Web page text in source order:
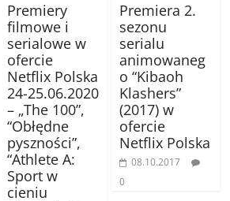
Premiery
filmowe i
serialowe w
ofercie
Netflix Polska
24-25.06.2020
– „The 100”,
“Obłędne
pyszności”,
“Athlete A:
Sport w
cieniu
Premiera 2.
sezonu
serialu
animowaneg
o “Kibaoh
Klashers”
(2017) w
ofercie
Netflix Polska
08.10.2017
0